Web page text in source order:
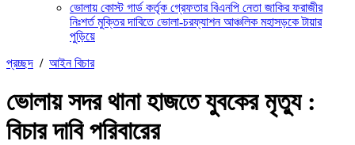
ভোলায় কোস্ট গার্ড কর্তৃক গ্রেফতার বিএনপি নেতা জাকির ফরাজীর
নিঃশর্ত মুক্তির দাবিতে ভোলা-চরফ্যাশন আঞ্চলিক মহাসড়কে টায়ার
পুড়িয়ে
প্রচ্ছদ / আইন বিচার
ভোলায় সদর থানা হাজতে যুবকের মৃত্যু :
বিচার দাবি পরিবারের